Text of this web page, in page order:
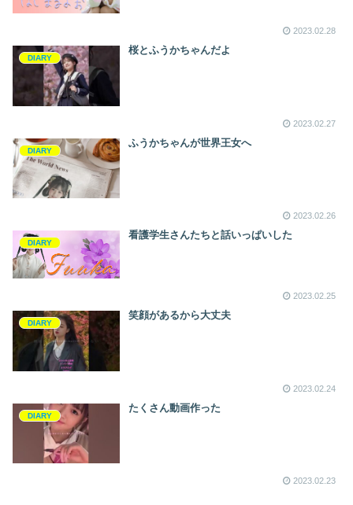
2023.02.28
DIARY
桜とふうかちゃんだよ
2023.02.27
DIARY
ふうかちゃんが世界王女へ
2023.02.26
DIARY
看護学生さんたちと話いっぱいした
2023.02.25
DIARY
笑顔があるから大丈夫
2023.02.24
DIARY
たくさん動画作った
2023.02.23